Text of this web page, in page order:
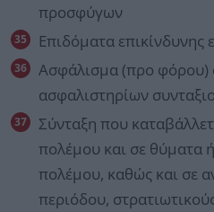
προσφύγων
Επιδόματα επικίνδυνης
Ασφάλισμα (προ φόρου)
ασφαλιστηρίων
Σύνταξη που
πολέμου και σε θύματα
πολέμου, καθώς και σε
περιόδου,